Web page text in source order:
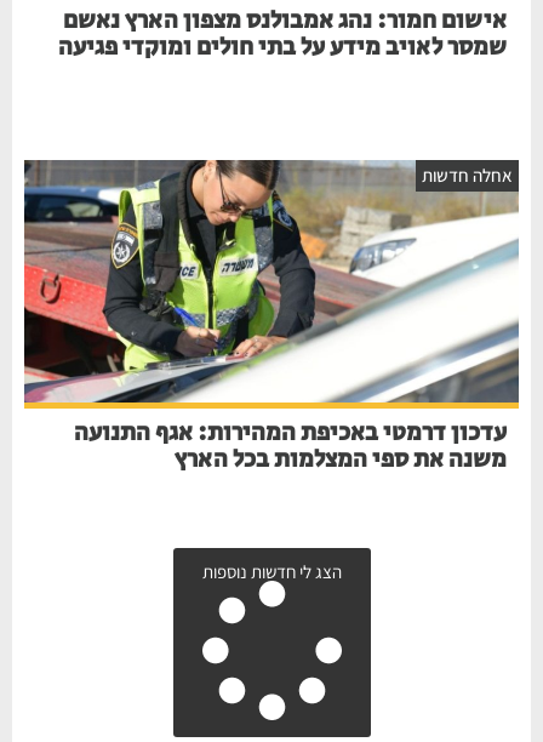
אישום חמור: נהג אמבולנס מצפון הארץ נאשם
שמסר לאויב מידע על בתי חולים ומוקדי פגיעה
חדשות
עדכון דרמטי באכיפת המהירות: אגף התנועה
משנה את ספי המצלמות בכל הארץ
הצג לי חדשות נוספות